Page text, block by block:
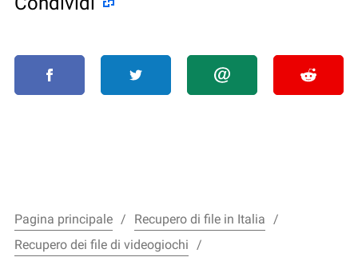
Pagina principale
Recupero di file in Italia
Recupero dei file di videogiochi